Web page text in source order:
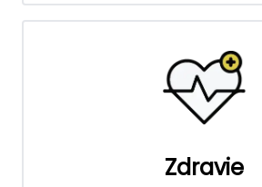
Zdravie